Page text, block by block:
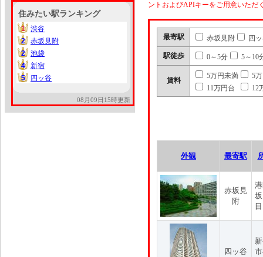
住みたい駅ランキング
1
1
渋谷
2
2
赤坂見附
2
2
池袋
4
4
新宿
5
5 四ッ谷
08月09日15時更新
ントおよびAPIキーをご用意いただ
最寄駅 赤坂見附 四
駅徒歩 0～5分 5～10
賃料
5万円未満
5
11万円台
12
外観 最寄駅
赤坂見
附
目
四ッ谷